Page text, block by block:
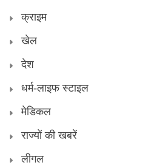
क्राइम
खेल
देश
धर्म-लाइफ स्टाइल
मेडिकल
राज्यों की खबरें
लीगल